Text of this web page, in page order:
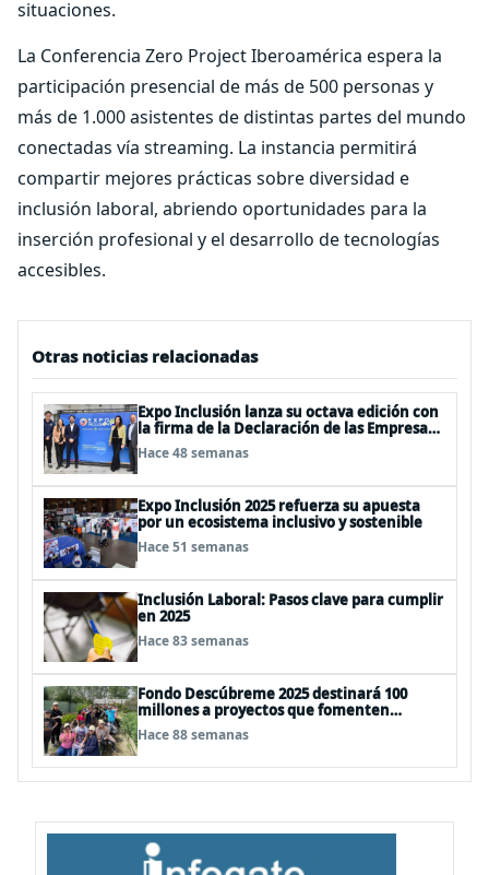
situaciones.
La Conferencia Zero Project Iberoamérica espera la
participación presencial de más de 500 personas y
más de 1.000 asistentes de distintas partes del mundo
conectadas vía streaming. La instancia permitirá
compartir mejores prácticas sobre diversidad e
inclusión laboral, abriendo oportunidades para la
inserción profesional y el desarrollo de tecnologías
accesibles.
Otras noticias relacionadas
Expo Inclusión lanza su octava edición con
la firma de la Declaración de las Empresas
que Incluyen
Hace 48 semanas
Expo Inclusión 2025 refuerza su apuesta
por un ecosistema inclusivo y sostenible
Hace 51 semanas
Inclusión Laboral: Pasos clave para cumplir
en 2025
Hace 83 semanas
Fondo Descúbreme 2025 destinará 100
millones a proyectos que fomenten
inclusión de personas con discapacidad
cognitiva
Hace 88 semanas